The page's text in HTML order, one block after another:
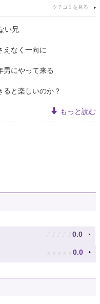
い兄
えなく一向に
男にやって来る
と楽しいのか？
もっと読む
♪ ♪ ♪ ♪ ♪ 0.0
★ ★ ★ ★ ★ 0.0